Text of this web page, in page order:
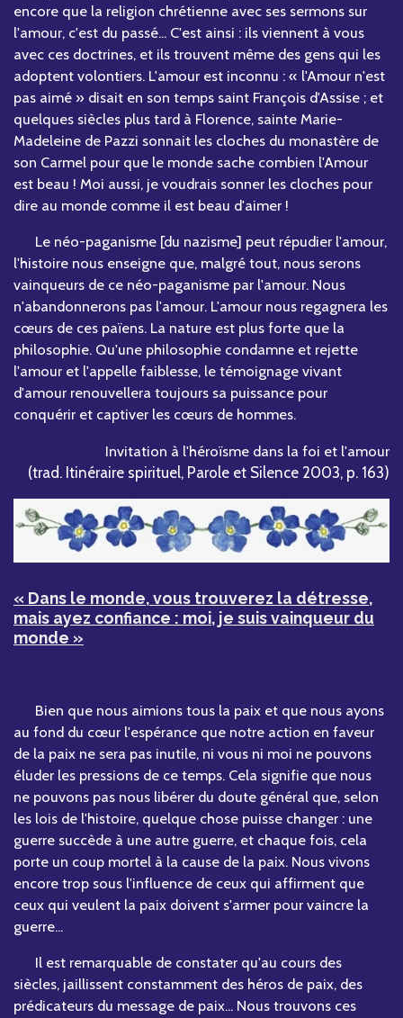
encore que la religion chrétienne avec ses sermons sur
l'amour, c'est du passé... C'est ainsi : ils viennent à vous
avec ces doctrines, et ils trouvent même des gens qui les
adoptent volontiers. L'amour est inconnu : « l'Amour n'est
pas aimé » disait en son temps saint François d'Assise ; et
quelques siècles plus tard à Florence, sainte Marie-
Madeleine de Pazzi sonnait les cloches du monastère de
son Carmel pour que le monde sache combien l'Amour
est beau ! Moi aussi, je voudrais sonner les cloches pour
dire au monde comme il est beau d'aimer !
Le néo-paganisme [du nazisme] peut répudier l'amour,
l'histoire nous enseigne que, malgré tout, nous serons
vainqueurs de ce néo-paganisme par l'amour. Nous
n'abandonnerons pas l'amour. L'amour nous regagnera les
cœurs de ces païens. La nature est plus forte que la
philosophie. Qu'une philosophie condamne et rejette
l'amour et l'appelle faiblesse, le témoignage vivant
d'amour renouvellera toujours sa puissance pour
conquérir et captiver les cœurs de hommes.
Invitation à l'héroïsme dans la foi et l'amour
(trad. Itinéraire spirituel, Parole et Silence 2003, p. 163)
« Dans le monde, vous trouverez la détresse,
mais ayez confiance : moi, je suis vainqueur du
monde »
Bien que nous aimions tous la paix et que nous ayons
au fond du cœur l'espérance que notre action en faveur
de la paix ne sera pas inutile, ni vous ni moi ne pouvons
éluder les pressions de ce temps. Cela signifie que nous
ne pouvons pas nous libérer du doute général que, selon
les lois de l'histoire, quelque chose puisse changer : une
guerre succède à une autre guerre, et chaque fois, cela
porte un coup mortel à la cause de la paix. Nous vivons
encore trop sous l'influence de ceux qui affirment que
ceux qui veulent la paix doivent s'armer pour vaincre la
guerre...
Il est remarquable de constater qu'au cours des
siècles, jaillissent constamment des héros de paix, des
prédicateurs du message de paix... Nous trouvons ces